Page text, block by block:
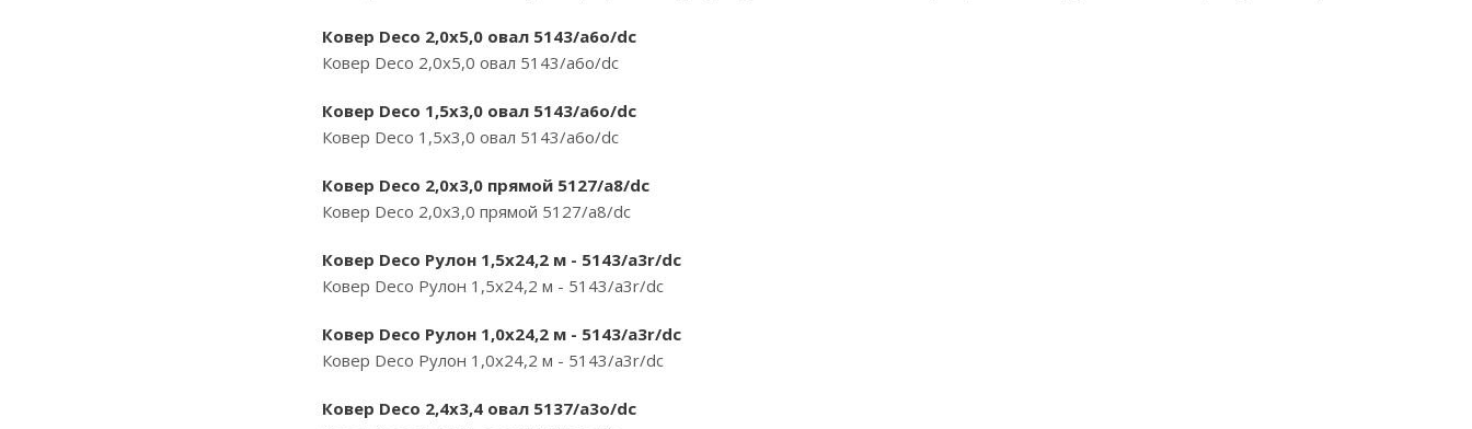
Ковер Deco 2,0х5,0 овал 5143/a6o/dc
Ковер Deco 2,0х5,0 овал 5143/a6o/dc
Ковер Deco 1,5х3,0 овал 5143/a6o/dc
Ковер Deco 1,5х3,0 овал 5143/a6o/dc
Ковер Deco 2,0х3,0 прямой 5127/a8/dc
Ковер Deco 2,0х3,0 прямой 5127/a8/dc
Ковер Deco Рулон 1,5х24,2 м - 5143/a3r/dc
Ковер Deco Рулон 1,5х24,2 м - 5143/a3r/dc
Ковер Deco Рулон 1,0х24,2 м - 5143/a3r/dc
Ковер Deco Рулон 1,0х24,2 м - 5143/a3r/dc
Ковер Deco 2,4х3,4 овал 5137/a3o/dc